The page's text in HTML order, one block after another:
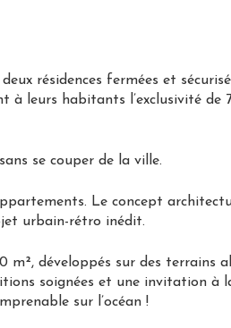
résidences fermées et
à leurs habitants l’exclusivité de
se couper de la ville.
Le concept
urbain-rétro inédit.
m², développés sur des terrains
soignées et une invitation à
sur l’océan !